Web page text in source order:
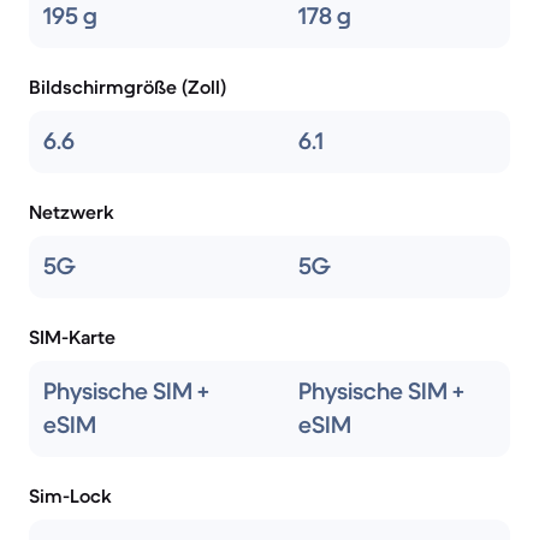
195 g 178 g
Bildschirmgröße (Zoll)
6.6 6.1
Netzwerk
5G 5G
SIM-Karte
Physische SIM +
eSIM
Physische SIM +
eSIM
Sim-Lock